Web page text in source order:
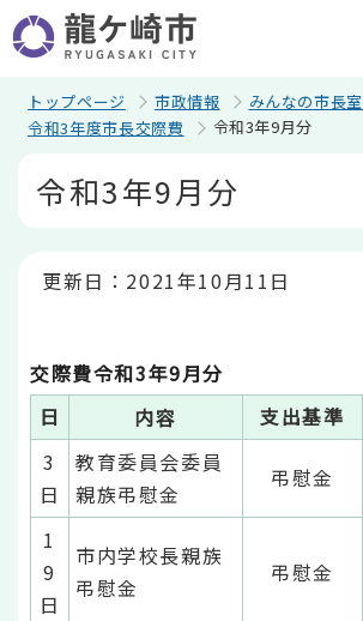
の
ペ
トップページ 市政情報 みんなの市長室
令和3年度市長交際費
令和3年9月分
令和3年9月分
更新日：2021年10月11日
交際費令和3年9月分
日
内容 支出基準
3
日
教育委員会委員
親族弔慰金
弔慰金
1
9
日
市内学校長親族
弔慰金
弔慰金